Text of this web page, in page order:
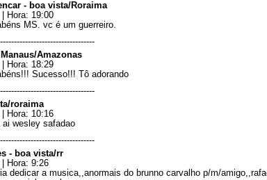
- boa vista/Roraima
Hora: 19:00
MS. vc é um guerreiro.
Amazonas
Hora: 18:29
Sucesso!!! Tô adorando
roraima
Hora: 10:16
ai wesley safadao
- boa vista/rr
| Hora: 9:26
dedicar a musica,,anormais do brunno carvalho p/m/